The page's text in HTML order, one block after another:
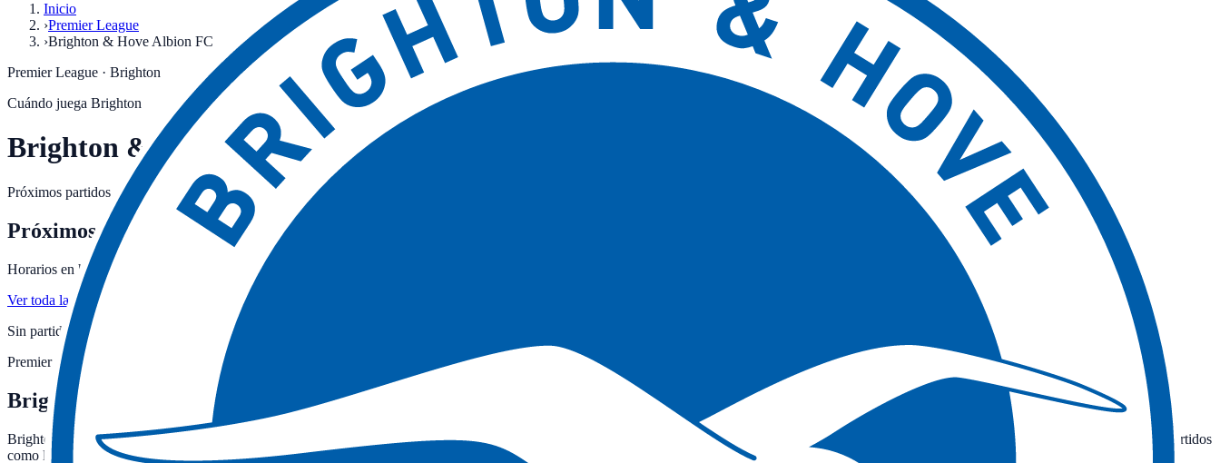
Inicio
›Premier League
›Brighton & Hove Albion FC
Premier League · Brighton
Cuándo juega Brighton
Brighton & Hove Albion FC
Próximos partidos del Brighton en la temporada 2026-27: horarios, canales y dónde verlos en directo. Actualizado al minuto.
Próximos partidos
Horarios en hora peninsular. Canales actualizados al minuto.
Ver toda la jornada →
Sin partidos confirmados del
para la próxima jornada.
Premier League · Inglaterra
Brighton & Hove Albion FC: estadio, palmarés y dónde verlo en España
Brighton & Hove Albion FC es el club de Brighton, en Inglaterra, que compite en la Premier League. El Brighton es uno de los clubes de la Premier League, la primera división de Inglaterra. Disputa sus partidos
como local en su estadio de Brighton.